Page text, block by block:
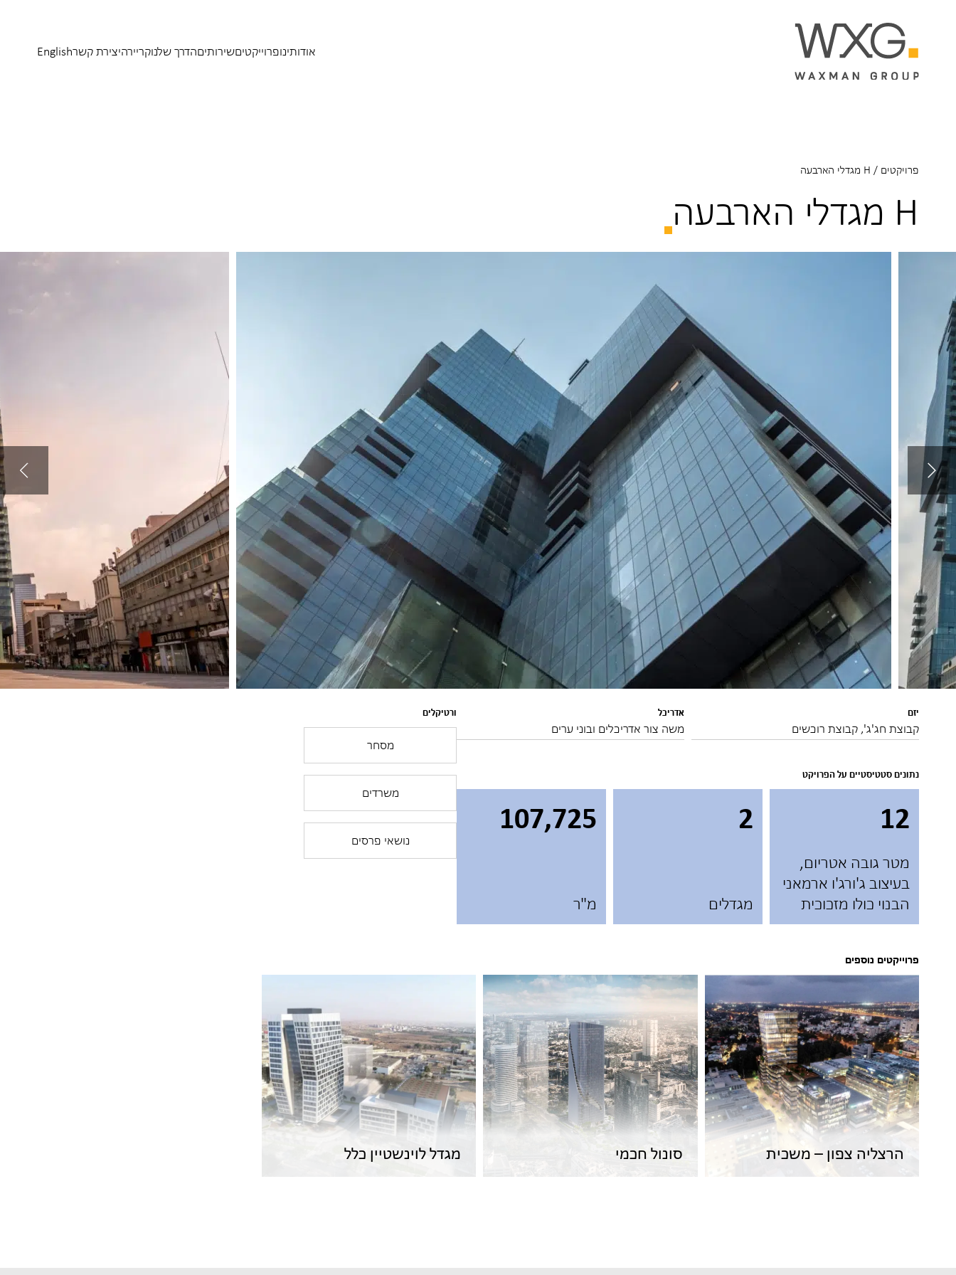
אודותינופרוייקטיםשירותיםהדרך שלנוקריירהיצירת קשרEnglish
פרויקטים / H מגדלי הארבעה
H מגדלי הארבעה
יזם
קבוצת חג'ג', קבוצת רוכשים
אדריכל
משה צור אדריכלים ובוני ערים
נתונים סטטיסטיים על הפרויקט
12
מטר גובה אטריום,
בעיצוב ג'ורג'ו ארמאני
הבנוי כולו מזכוכית
2
מגדלים
107,725
מ"ר
ורטיקלים
מסחר
משרדים
נושאי פרסים
פרוייקטים נוספים
הרצליה צפון – משכית סונול חכמי מגדל לוינשטיין כלל